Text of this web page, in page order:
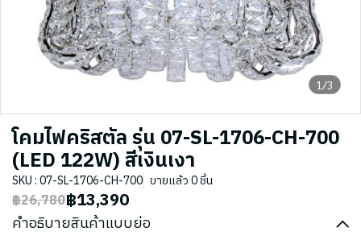
1/3
โคมไฟคริสตัล รุ่น 07-SL-1706-CH-700
(LED 122W) สีเงินเงา
SKU : 07-SL-1706-CH-700 ขายแล้ว 0 ชิ้น
฿26,780฿13,390
คำอธิบายสินค้าแบบย่อ